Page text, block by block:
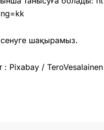
сенуге шақырамыз.
: Pixabay / TeroVesalainen